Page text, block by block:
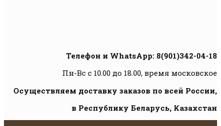
Телефон и WhatsApp: 8(901)342-04-18
Пн-Вс с 10.00 до 18.00, время московское
Осуществляем доставку заказов по всей России,
в Республику Беларусь, Казахстан